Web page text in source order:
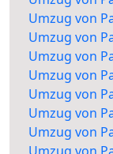
Umzug von
Umzug von
Umzug von
Umzug von
Umzug von
Umzug von
Umzug von